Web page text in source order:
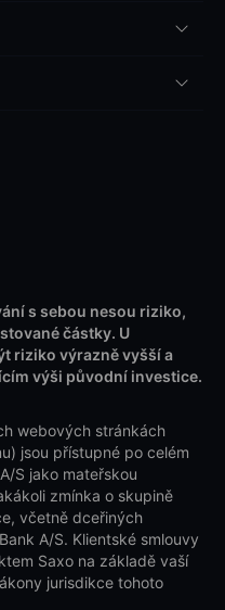
s sebou nesou riziko,
částky. U
riziko výrazně vyšší a
výši původní investice.
webových stránkách
jsou přístupné po celém
S jako mateřskou
zmínka o skupině
včetně dceřiných
A/S. Klientské smlouvy
Saxo na základě vaší
jurisdikce tohoto